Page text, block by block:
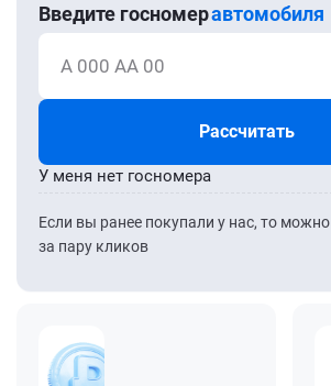
Введите госномеравтомобиля
А 000 АА 00
Рассчитать
Если вы ранее покупали у нас, то можно
за пару кликов
У меня нет госномера